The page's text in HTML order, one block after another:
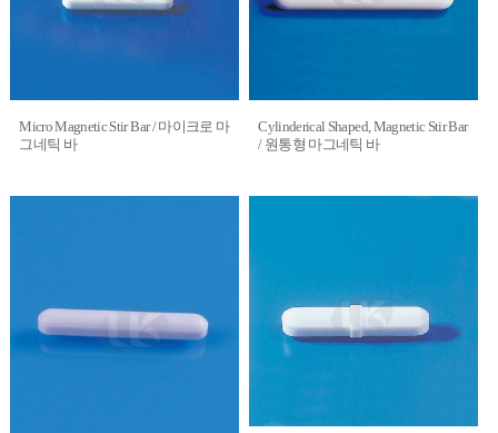
Micro Magnetic Stir Bar / 마이크로 마
그네틱 바
Cylinderical Shaped, Magnetic Stir Bar
/ 원통형 마그네틱 바